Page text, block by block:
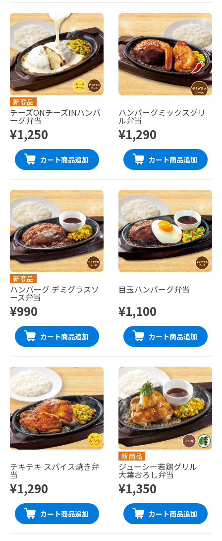
新商品
チーズONチーズINハンバ
ーグ弁当
¥1,250
カート商品追加
ハンバーグミックスグリ
ル弁当
¥1,290
カート商品追加
新商品
ハンバーグ デミグラスソ
ース弁当
¥990
カート商品追加
目玉ハンバーグ弁当
¥1,100
カート商品追加
チキテキ スパイス焼き弁
当
¥1,290
カート商品追加
新商品
ジューシー若鶏グリル
大葉おろし弁当
¥1,350
カート商品追加